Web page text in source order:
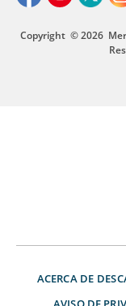
Copyright © 2026
ACERCA DE